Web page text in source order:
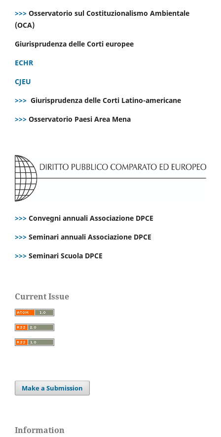
>>> Osservatorio sul Costituzionalismo Ambientale
(OCA)
Giurisprudenza delle Corti europee
ECHR
CJEU
>>> Giurisprudenza delle Corti Latino-americane
>>> Osservatorio Paesi Area Mena
>>> Convegni annuali Associazione DPCE
>>> Seminari annuali Associazione DPCE
>>> Seminari Scuola DPCE
Current Issue
Make a Submission
Information